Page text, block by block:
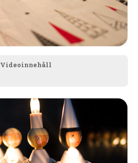
Videoinnehåll